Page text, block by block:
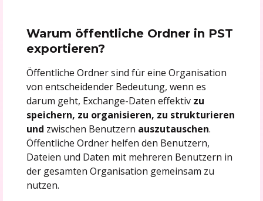
Warum öffentliche Ordner in PST
exportieren?
Öffentliche Ordner sind für eine Organisation
von entscheidender Bedeutung, wenn es
darum geht, Exchange-Daten effektiv zu
speichern, zu organisieren, zu strukturieren
und zwischen Benutzern auszutauschen.
Öffentliche Ordner helfen den Benutzern,
Dateien und Daten mit mehreren Benutzern in
der gesamten Organisation gemeinsam zu
nutzen.